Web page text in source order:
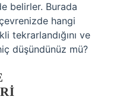
belirler. Burada
hangi
tekrarlandığını ve
düşündünüz mü?